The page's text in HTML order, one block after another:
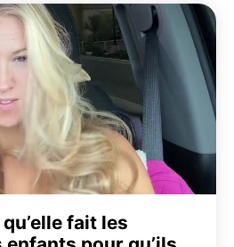
fait les